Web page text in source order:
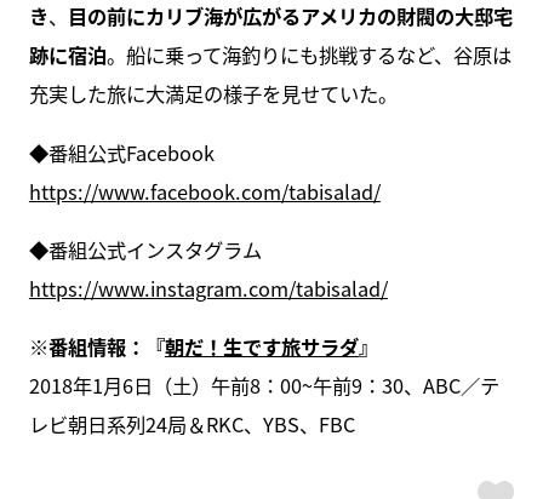
き、 目の前にカリブ海が広がるアメリカの財閥の大邸宅
跡に宿泊。船に乗って海釣りにも挑戦するなど、谷原は
充実した旅に大満足の様子を見せていた。
◆番組公式Facebook
https://www.facebook.com/tabisalad/
◆番組公式インスタグラム
https://www.instagram.com/tabisalad/
※番組情報：『朝だ！生です旅サラダ』
2018年1月6日（土）午前8：00~午前9：30、ABC／テ
レビ朝日系列24局＆RKC、YBS、FBC